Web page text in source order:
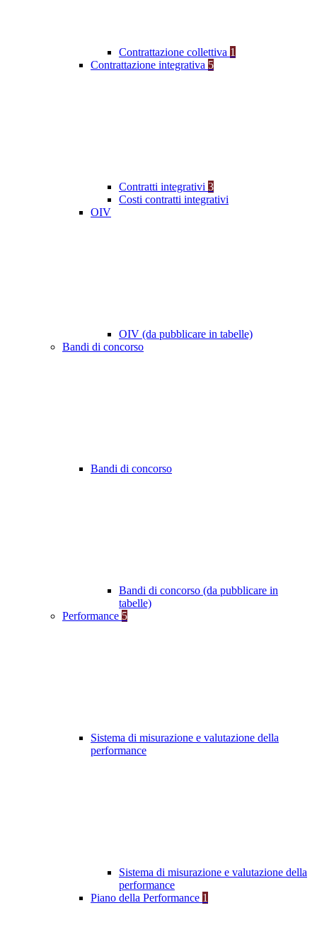
Contrattazione collettiva 1
Contrattazione integrativa 5
Contratti integrativi 3
Costi contratti integrativi
OIV
OIV (da pubblicare in tabelle)
Bandi di concorso
Bandi di concorso
Bandi di concorso (da pubblicare in
tabelle)
Performance 5
Sistema di misurazione e valutazione della
performance
Sistema di misurazione e valutazione della
performance
Piano della Performance 1